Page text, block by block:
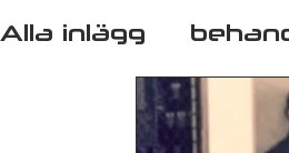
Alla inlägg
missbruksvård